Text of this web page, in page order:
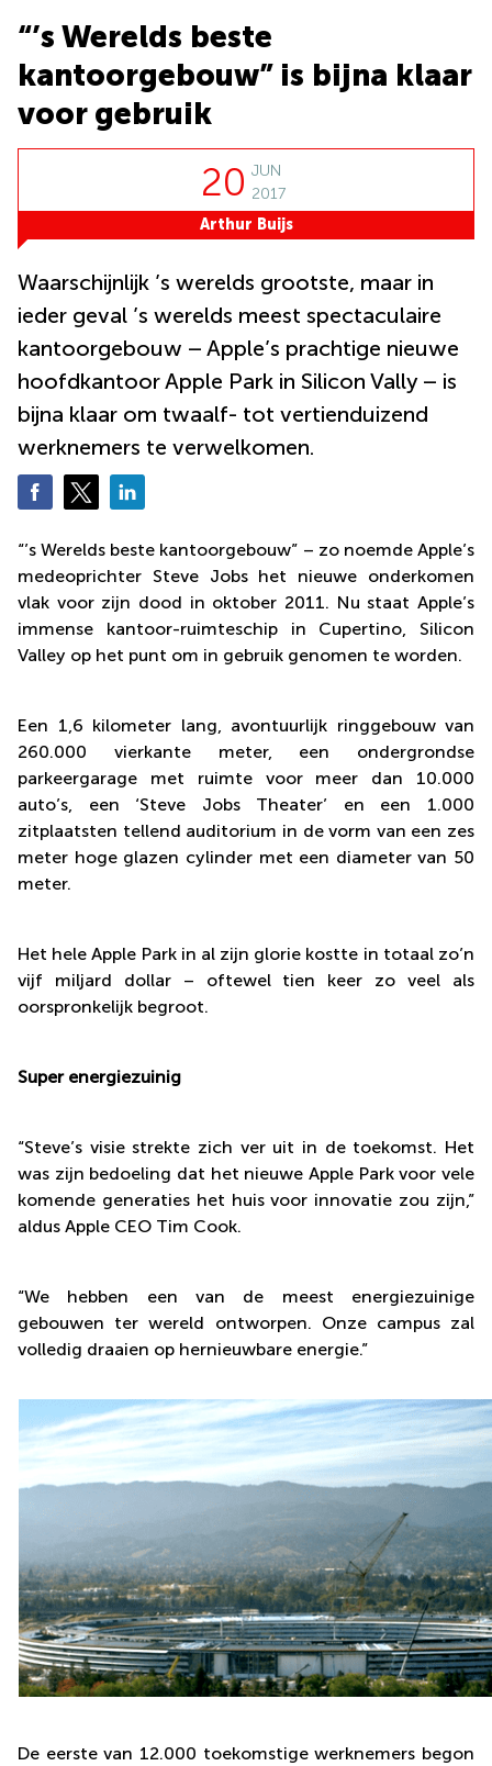
Hengelo
Deventer
Tiel
Tilburg
Zwolle
Amsterdam
Westpoort
Reeuwijk
Business
center
Arnhem
Business
Hilversum
Business
Den
Haag
Coworking
space
Breda
Coworking
Arnhem
Kantoorruimte
in Arnhem
Coworking
space
Zwolle
Coworking
Haarlem
Kantoor
Huren in
Hengelo
Bedrijfsruimte
“’s Werelds beste
kantoorgebouw” is bijna klaar
voor gebruik
20 JUN
2017
Arthur Buijs
Waarschijnlijk ’s werelds grootste, maar in
ieder geval ’s werelds meest spectaculaire
kantoorgebouw – Apple’s prachtige nieuwe
hoofdkantoor Apple Park in Silicon Vally – is
bijna klaar om twaalf- tot vertienduizend
werknemers te verwelkomen.
“’s Werelds beste kantoorgebouw” – zo noemde Apple’s
medeoprichter Steve Jobs het nieuwe onderkomen
vlak voor zijn dood in oktober 2011. Nu staat Apple’s
immense kantoor-ruimteschip in Cupertino, Silicon
Valley op het punt om in gebruik genomen te worden.
Een 1,6 kilometer lang, avontuurlijk ringgebouw van
260.000 vierkante meter, een ondergrondse
parkeergarage met ruimte voor meer dan 10.000
auto’s, een ‘Steve Jobs Theater’ en een 1.000
zitplaatsten tellend auditorium in de vorm van een zes
meter hoge glazen cylinder met een diameter van 50
meter.
Het hele Apple Park in al zijn glorie kostte in totaal zo’n
vijf miljard dollar – oftewel tien keer zo veel als
oorspronkelijk begroot.
Super energiezuinig
“Steve’s visie strekte zich ver uit in de toekomst. Het
was zijn bedoeling dat het nieuwe Apple Park voor vele
komende generaties het huis voor innovatie zou zijn,”
aldus Apple CEO Tim Cook.
“We hebben een van de meest energiezuinige
gebouwen ter wereld ontworpen. Onze campus zal
volledig draaien op hernieuwbare energie.”
De eerste van 12.000 toekomstige werknemers begon